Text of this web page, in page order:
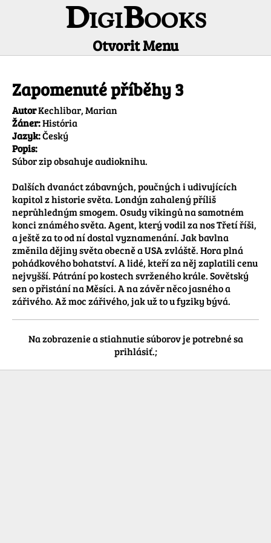
DigiBooks
Otvorit Menu
Zapomenuté příběhy 3
AutorKechlibar, Marian
Žáner:História
Jazyk:Český
Popis:
Súbor zip obsahuje audioknihu.
Dalších dvanáct zábavných, poučných i udivujících
kapitol z historie světa. Londýn zahalený příliš
neprůhledným smogem. Osudy vikingů na samotném
konci známého světa. Agent, který vodil za nos Třetí říši,
a ještě za to od ní dostal vyznamenání. Jak bavlna
změnila dějiny světa obecně a USA zvláště. Hora plná
pohádkového bohatství. A lidé, kteří za něj zaplatili cenu
nejvyšší. Pátrání po kostech svrženého krále. Sovětský
sen o přistání na Měsíci. A na závěr něco jasného a
zářivého. Až moc zářivého, jak už to u fyziky bývá.
Na zobrazenie a stiahnutie súborov je potrebné sa
prihlásiť.;